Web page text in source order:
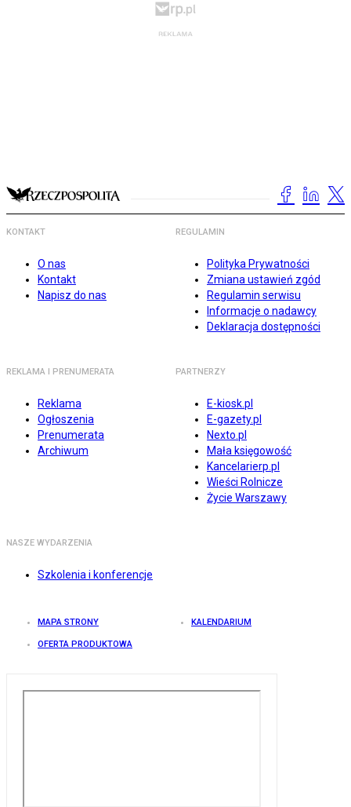
KONTAKT
O nas
Kontakt
Napisz do nas
REGULAMIN
Polityka Prywatności
Zmiana ustawień zgód
Regulamin serwisu
Informacje o nadawcy
Deklaracja dostępności
REKLAMA I PRENUMERATA
Reklama
Ogłoszenia
Prenumerata
Archiwum
PARTNERZY
E-kiosk.pl
E-gazety.pl
Nexto.pl
Mała księgowość
Kancelarierp.pl
Wieści Rolnicze
Życie Warszawy
NASZE WYDARZENIA
Szkolenia i konferencje
MAPA STRONY KALENDARIUM
OFERTA PRODUKTOWA